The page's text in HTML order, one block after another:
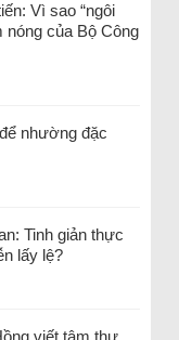
Vì sao “ngôi
nóng của Bộ Công
nhường đặc
Tinh giản thực
lấy lệ?
viết tâm thư